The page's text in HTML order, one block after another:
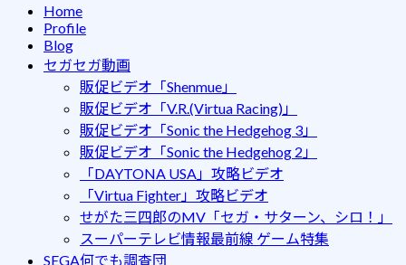
Home
Profile
Blog
セガセガ動画
販促ビデオ「Shenmue」
販促ビデオ「V.R.(Virtua Racing)」
販促ビデオ「Sonic the Hedgehog 3」
販促ビデオ「Sonic the Hedgehog 2」
「DAYTONA USA」攻略ビデオ
「Virtua Fighter」攻略ビデオ
せがた三四郎のMV「セガ・サターン、シロ！」
スーパーテレビ情報最前線 ゲーム特集
SEGA何でも調査団